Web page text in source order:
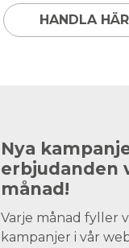
HANDLA HÄR
Nya
erbjudanden
månad!
Varje månad fyller
kampanjer i vår